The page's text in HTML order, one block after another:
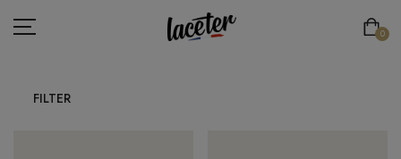
0
FILTER